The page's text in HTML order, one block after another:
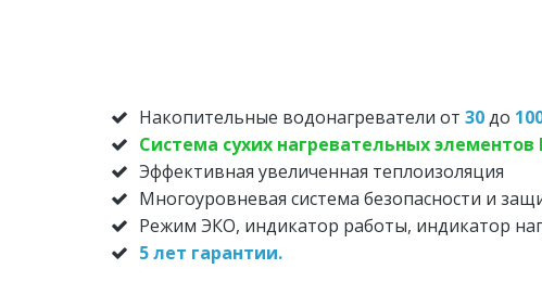
Накопительные водонагреватели от 30 до
Система сухих нагревательных элементов
Эффективная увеличенная теплоизоляция
Многоуровневая система безопасности и
Режим ЭКО, индикатор работы, индикатор
5 лет гарантии.